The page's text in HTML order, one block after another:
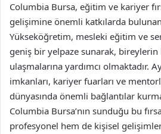
Columbia Bursa, eğitim ve kariyer
gelişimine önemli katkılarda
Yükseköğretim, mesleki eğitim ve
geniş bir yelpaze sunarak,
ulaşmalarına yardımcı olmaktadır.
imkanları, kariyer fuarları ve
dünyasında önemli bağlantılar
Columbia Bursa’nın sunduğu bu
profesyonel hem de kişisel